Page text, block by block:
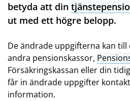
betyda att din
ut med ett högre belopp.
De ändrade uppgifterna kan
andra pensionskassor,
Försäkringskassan eller din
får in ändrade uppgifter
information.